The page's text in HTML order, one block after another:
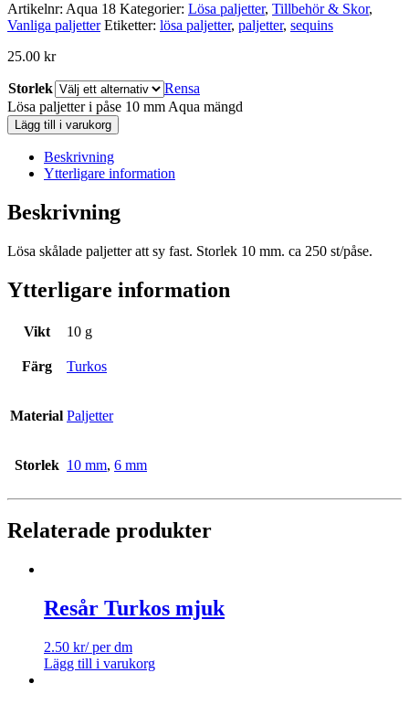
Artikelnr: Aqua 18 Kategorier: Lösa paljetter, Tillbehör & Skor,
Vanliga paljetter Etiketter: lösa paljetter, paljetter, sequins
25.00 kr
Storlek
Rensa
Lösa paljetter i påse 10 mm Aqua mängd
Lägg till i varukorg
Beskrivning
Ytterligare information
Beskrivning
Lösa skålade paljetter att sy fast. Storlek 10 mm. ca 250 st/påse.
Ytterligare information
Vikt 10 g
Färg Turkos
Material Paljetter
Storlek 10 mm, 6 mm
Relaterade produkter
Resår Turkos mjuk
2.50 kr/ per dm
Lägg till i varukorg